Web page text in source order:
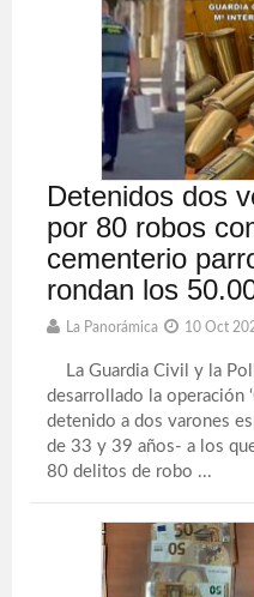
Detenidos dos
por 80 robos
cementerio
rondan los
La Panorámica 10 Oct
La Guardia Civil y la
desarrollado la operación
detenido a dos varones
de 33 y 39 años- a los
80 delitos de robo ...